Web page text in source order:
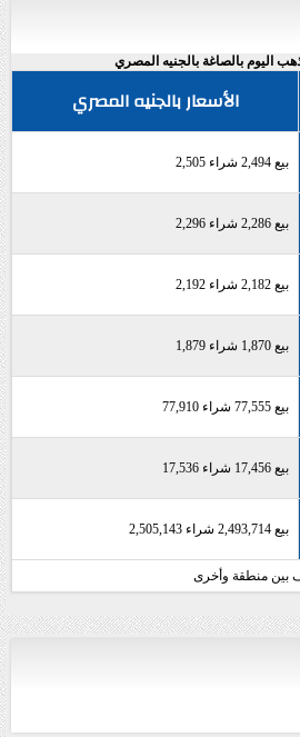
اليوم بالصاغة بالجنيه المصري
الأسعار بالجنيه المصري
بيع 2,494 شراء 2,505
بيع 2,286 شراء 2,296
بيع 2,182 شراء 2,192
بيع 1,870 شراء 1,879
بيع 77,555 شراء 77,910
بيع 17,456 شراء 17,536
بيع 2,493,714 شراء 2,505,143
بين منطقة وأخرى